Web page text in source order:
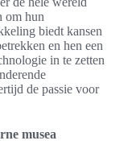
om hun
biedt kansen
en hen een
in te zetten
de passie voor
musea